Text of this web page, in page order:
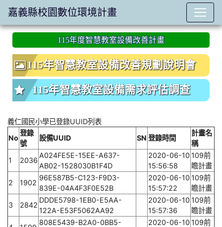
:::
115年度智慧教室設備改善計畫
115年智慧教室設備改善規劃說明會
115年智慧教室設備需求評估調查
義仁國民小學已登錄UUID列表
No
登錄
號
設備UUID SN 登錄時間
計畫名
稱
1
2036
A024FE5E-15EE-A637-
AB02-1528030B1F4D
2020-06-10
15:56:58
109前
瞻計畫
2
1902
96E587B5-C123-F9D3-
839E-04A4F3F0E52B
2020-06-10
15:57:22
109前
瞻計畫
3
2842
DDDE5798-1EB0-E5AA-
122A-E53F5062AA92
2020-06-10
15:57:36
109前
瞻計畫
808E5439-B2A0-0BB5-
2020-06-10 109前
嘉義縣校園數位環境計畫